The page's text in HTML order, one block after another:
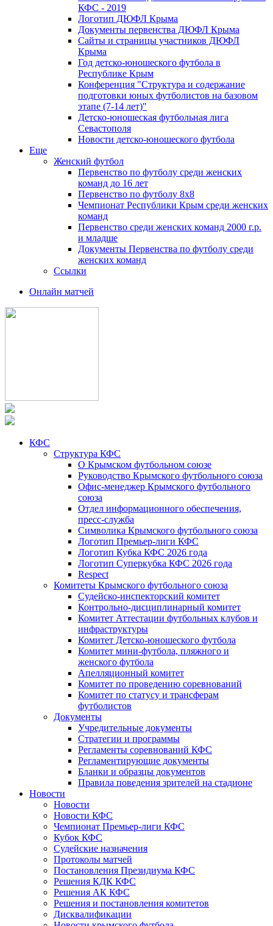
КФС - 2019
Логотип ДЮФЛ Крыма
Документы первенства ДЮФЛ Крыма
Сайты и страницы участников ДЮФЛ
Крыма
Год детско-юношеского футбола в
Республике Крым
Конференция "Структура и содержание
подготовки юных футболистов на базовом
этапе (7-14 лет)"
Детско-юношеская футбольная лига
Севастополя
Новости детско-юношеского футбола
Еще
Женский футбол
Первенство по футболу среди женских
команд до 16 лет
Первенство по футболу 8х8
Чемпионат Республики Крым среди женских
команд
Первенство среди женских команд 2000 г.р.
и младше
Документы Первенства по футболу среди
женских команд
Ссылки
Онлайн матчей
КФС
Структура КФС
О Крымском футбольном союзе
Руководство Крымского футбольного союза
Офис-менеджер Крымского футбольного
союза
Отдел информационного обеспечения,
пресс-служба
Символика Крымского футбольного союза
Логотип Премьер-лиги КФС
Логотип Кубка КФС 2026 года
Логотип Суперкубка КФС 2026 года
Respect
Комитеты Крымского футбольного союза
Судейско-инспекторский комитет
Контрольно-дисциплинарный комитет
Комитет Аттестации футбольных клубов и
инфраструктуры
Комитет Детско-юношеского футбола
Комитет мини-футбола, пляжного и
женского футбола
Апелляционный комитет
Комитет по проведению соревнований
Комитет по статусу и трансферам
футболистов
Документы
Учредительные документы
Стратегии и программы
Регламенты соревнований КФС
Регламентирующие документы
Бланки и образцы документов
Правила поведения зрителей на стадионе
Новости
Новости
Новости КФС
Чемпионат Премьер-лиги КФС
Кубок КФС
Судейские назначения
Протоколы матчей
Постановления Президиума КФС
Решения КДК КФС
Решения АК КФС
Решения и постановления комитетов
Дисквалификации